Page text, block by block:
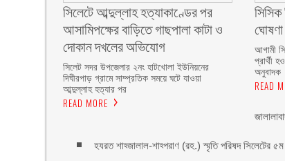
সিলেটে আব্দুল্লাহ হত্যাকাণ্ডের পর
আসামিপক্ষের বাড়িতে গাছপালা কাটা ও
দোকান দখলের অভিযোগ
সিলেট সদর উপজেলার ২নং হাটখোলা ইউনিয়নের
দিঘীরপাড় গ্রামে সাম্প্রতিক সময়ে ঘটে যাওয়া
আব্দুল্লাহ হত্যার পর
READ MORE
সিসিক
আগামী
প্রার্থী
অনুবাদক
READ
হযরত শাহ্জালাল-শাহ্পরাণ (রহ.) স্মৃতি পরিষদ সিলেটের ৫ম